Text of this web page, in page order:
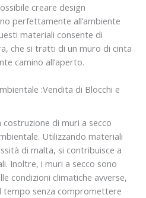
creare design
perfettamente all’ambiente
materiali consente di
che si tratti di un muro di cinta
camino all’aperto.
:Vendita di Blocchi e
di muri a secco
Utilizzando materiali
di malta, si contribuisce a
Inoltre, i muri a secco sono
condizioni climatiche avverse,
tempo senza compromettere